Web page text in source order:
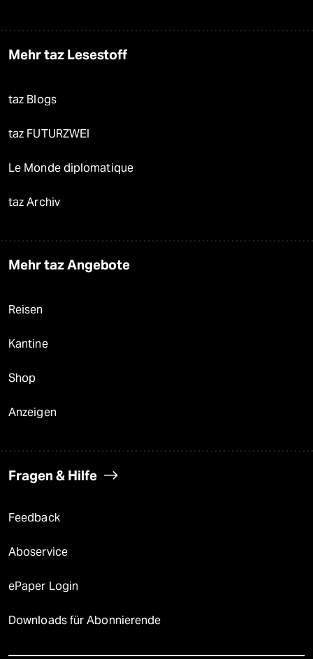
Mehr taz Lesestoff
taz Blogs
taz FUTURZWEI
Le Monde diplomatique
taz Archiv
Mehr taz Angebote
Reisen
Kantine
Shop
Anzeigen
Fragen & Hilfe
Feedback
Aboservice
ePaper Login
Downloads für Abonnierende